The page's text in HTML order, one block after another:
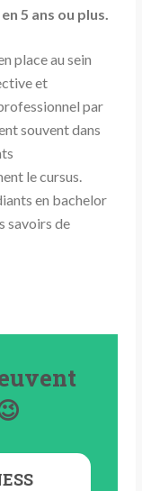
5 ans ou plus.
place au sein
et
par
souvent dans
le cursus.
en bachelor
savoirs de